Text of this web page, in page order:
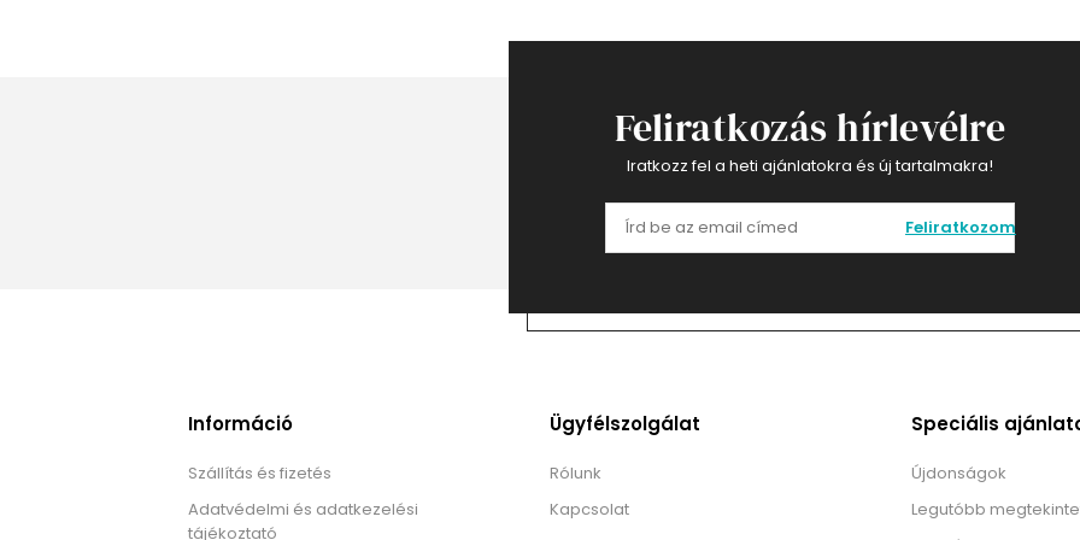
Feliratkozás hírlevélre
Iratkozz fel a heti ajánlatokra és új tartalmakra!
Feliratkozom
Információ
Szállítás és fizetés
Adatvédelmi és adatkezelési
tájékoztató
Ügyfélszolgálat
Rólunk
Kapcsolat
Speciális
Újdonságok
Legutóbb